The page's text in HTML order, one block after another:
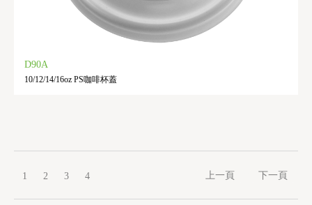
D90A
10/12/14/16oz PS咖啡杯蓋
1 2 3 4 上一頁 下一頁